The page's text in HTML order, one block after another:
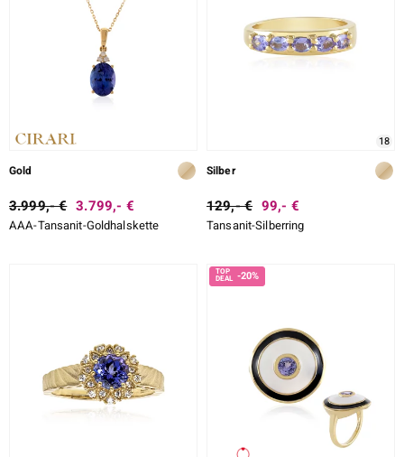
Gold
3.999,- € 3.799,- €
AAA-Tansanit-Goldhalskette
18
Silber
129,- € 99,- €
Tansanit-Silberring
-20%